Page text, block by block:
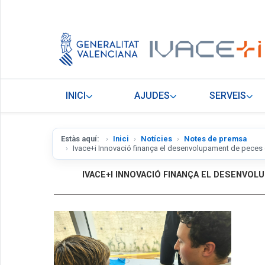
INICI AJUDES SERVEIS
Estàs aquí: Inici Notícies
Notes de premsa
Ivace+i Innovació finança el desenvolupament de
IVACE+I INNOVACIÓ FINANÇA EL